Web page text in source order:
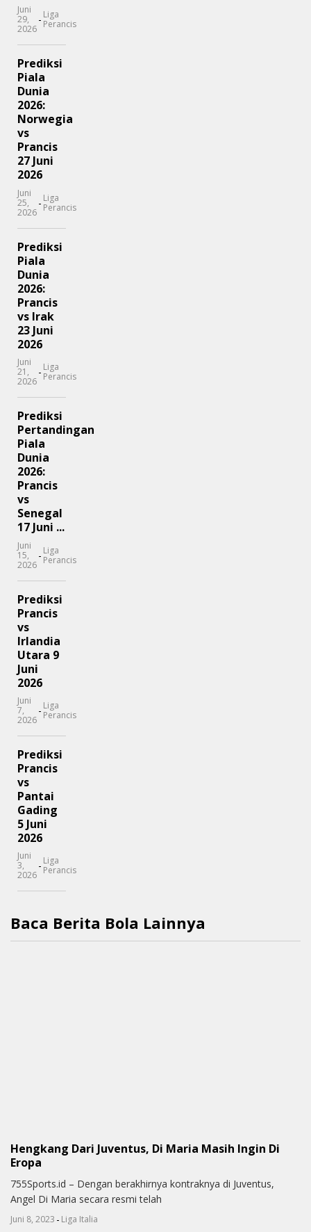
Juni
29,
2026
- Liga
Perancis
Prediksi
Piala
Dunia
2026:
Norwegia
vs
Prancis
27 Juni
2026
Juni
25,
2026
- Liga
Perancis
Prediksi
Piala
Dunia
2026:
Prancis
vs Irak
23 Juni
2026
Juni
21,
2026
- Liga
Perancis
Prediksi
Pertandingan
Piala
Dunia
2026:
Prancis
vs
Senegal
17 Juni ...
Juni
15,
2026
- Liga
Perancis
Prediksi
Prancis
vs
Irlandia
Utara 9
Juni
2026
Juni
7,
2026
- Liga
Perancis
Prediksi
Prancis
vs
Pantai
Gading
5 Juni
2026
Juni
3,
2026
- Liga
Perancis
Baca Berita Bola Lainnya
Hengkang Dari Juventus, Di Maria Masih Ingin Di
Eropa
755Sports.id – Dengan berakhirnya kontraknya di Juventus,
Angel Di Maria secara resmi telah
Juni 8, 2023 - Liga Italia